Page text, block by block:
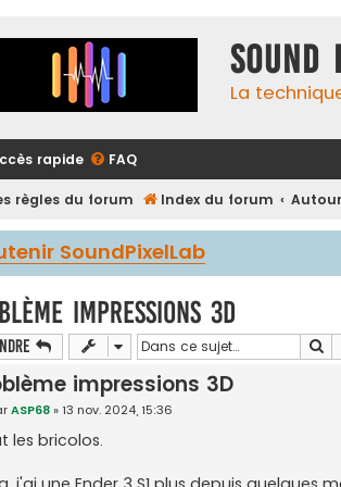
Sound
La
rapide FAQ
règles du forum Index du forum
SoundPixelLab
impressions 3D
impressions 3D
ASP68» 13 nov. 2024, 15:36
les bricolos.